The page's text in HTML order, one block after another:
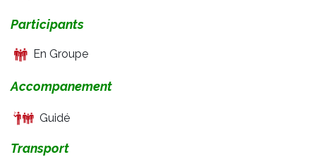
Participants
En Groupe
Accompanement
Guidé
Transport